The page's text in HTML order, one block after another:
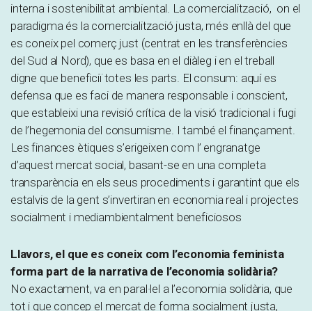
interna i sostenibilitat ambiental. La comercialització, on el
paradigma és la comercialització justa, més enllà del que
es coneix pel comerç just (centrat en les transferències
del Sud al Nord), que es basa en el diàleg i en el treball
digne que beneficiï totes les parts. El consum: aquí es
defensa que es faci de manera responsable i conscient,
que estableixi una revisió crítica de la visió tradicional i fugi
de l’hegemonia del consumisme. I també el finançament.
Les finances ètiques s’erigeixen com l’ engranatge
d’aquest mercat social, basant-se en una completa
transparència en els seus procediments i garantint que els
estalvis de la gent s’invertiran en economia real i projectes
socialment i mediambientalment beneficiosos
Llavors, el que es coneix com l’economia feminista
forma part de la narrativa de l’economia solidària?
No exactament, va en paral·lel a l’economia solidària, que
tot i que concep el mercat de forma socialment justa,